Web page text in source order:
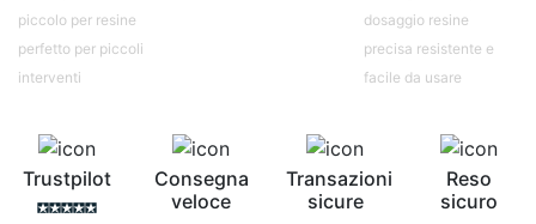
piccolo per resine
perfetto per piccoli
interventi
dosaggio resine
precisa resistente e
facile da usare
Trustpilot
Consegna
veloce
Transazioni
sicure
Reso
sicuro